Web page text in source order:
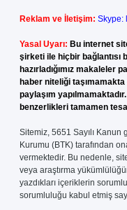
Reklam ve İletişim: Skype:
Yasal Uyarı: Bu internet
şirketi ile hiçbir bağlantısı
hazırladığımız makaleler
haber niteliği
paylaşım
benzerlikleri tamamen
Sitemiz, 5651 Sayılı
Kurumu (BTK) tarafından
vermektedir. Bu nedenle,
veya araştırma
yazdıkları içeriklerin
sorumluluğu kabul etmiş